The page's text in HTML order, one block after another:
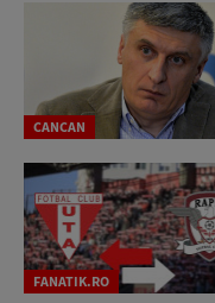
CANCAN
FANATIK.RO